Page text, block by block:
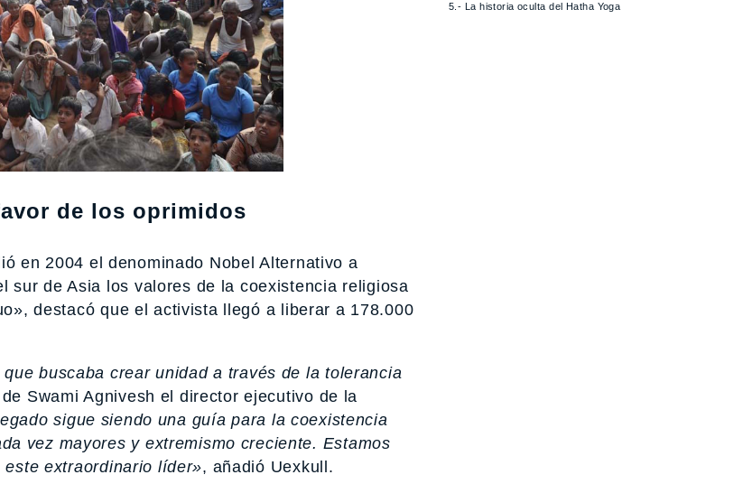
de los oprimidos
en 2004 el denominado Nobel Alternativo a
sur de Asia los valores de la coexistencia religiosa
destacó que el activista llegó a liberar a 178.000
buscaba crear unidad a través de la tolerancia
Swami Agnivesh el director ejecutivo de la
sigue siendo una guía para la coexistencia
vez mayores y extremismo creciente. Estamos
extraordinario líder», añadió Uexkull.
5.- La historia oculta del Hatha Yoga